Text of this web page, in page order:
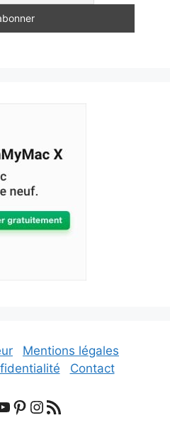
Mentions légales
Contact
Pinterest
Instagram
Flux RSS